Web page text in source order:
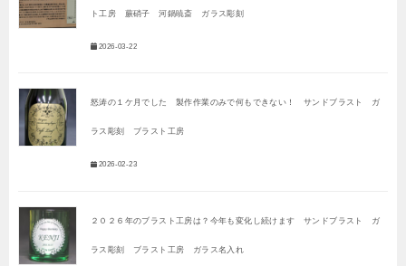
ト工房 蕨硝子 河鍋暁斎 ガラス彫刻
2026-03-22
怒涛の１ケ月でした 製作作業のみで何もできない！ サンドブラスト ガ
ラス彫刻 ブラスト工房
2026-02-23
２０２６年のブラスト工房は？今年も変化し続けます サンドブラスト ガ
ラス彫刻 ブラスト工房 ガラス名入れ